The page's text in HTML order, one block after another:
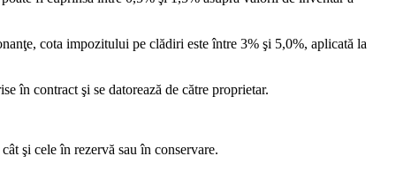
cota impozitului pe clădiri este între 3% şi 5,0%, aplicată la
în contract şi se datorează de către proprietar.
şi cele în rezervă sau în conservare.